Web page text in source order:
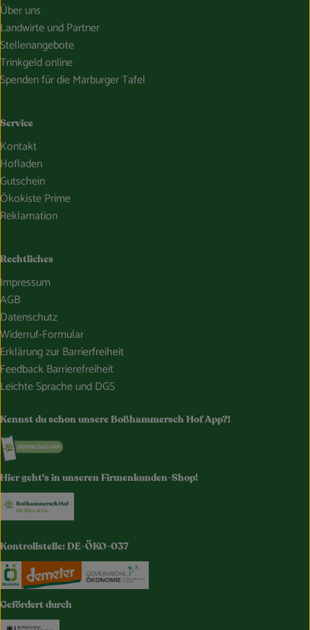
Über uns
Landwirte und Partner
Stellenangebote
Trinkgeld online
Spenden für die Marburger Tafel
Service
Kontakt
Hofladen
Gutschein
Ökokiste Prime
Reklamation
Rechtliches
Impressum
AGB
Datenschutz
Widerruf-Formular
Erklärung zur Barrierfreiheit
Feedback Barrierefreiheit
Leichte Sprache und DGS
Kennst du schon unsere Boßhammersch Hof App?!
Externer Link zu https://www.bosshammersch-
Hier geht's in unseren Firmenkunden-Shop!
Kontrollstelle: DE-ÖKO-037
Externer Link zu https://www.oekokiste.de/
Externer Link zu https://www.demeter.de/
Gefördert durch